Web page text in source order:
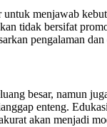
menjawab
tidak bersifat
pengalaman
besar, namun
enteng.
akan menjadi